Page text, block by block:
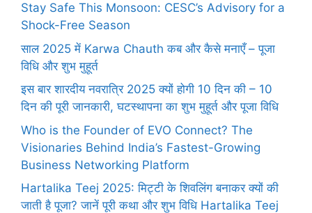
Stay Safe This Monsoon: CESC’s Advisory for a
Shock-Free Season
साल 2025 में Karwa Chauth कब और कैसे मनाएँ – पूजा
विधि और शुभ मुहूर्त
इस बार शारदीय नवरात्रि 2025 क्यों होगी 10 दिन की – 10
दिन की पूरी जानकारी, घटस्थापना का शुभ मुहूर्त और पूजा विधि
Who is the Founder of EVO Connect? The
Visionaries Behind India’s Fastest-Growing
Business Networking Platform
Hartalika Teej 2025: मिट्टी के शिवलिंग बनाकर क्यों की
जाती है पूजा? जानें पूरी कथा और शुभ विधि Hartalika Teej